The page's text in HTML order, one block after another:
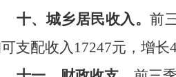
十、城乡居民收入。前
支配收入 17247元，增长